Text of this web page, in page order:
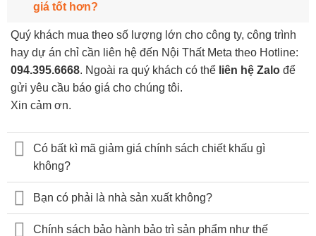
giá tốt hơn?
Quý khách mua theo số lượng lớn cho công ty, công trình
hay dự án chỉ cần liên hệ đến Nội Thất Meta theo Hotline:
094.395.6668. Ngoài ra quý khách có thể liên hệ Zalo để
gửi yêu cầu báo giá cho chúng tôi.
Xin cảm ơn.
Có bất kì mã giảm giá chính sách chiết khấu gì
không?
Bạn có phải là nhà sản xuất không?
Chính sách bảo hành bảo trì sản phẩm như thế